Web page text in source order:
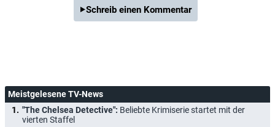
Schreib einen Kommentar
Meistgelesene TV-News
"The Chelsea Detective": Beliebte Krimiserie startet mit der
vierten Staffel